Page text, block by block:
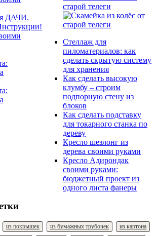
старой телеги
Стеллаж для
пиломатериалов: как
сделать скрытую систему
для хранения
Как сделать высокую
клумбу – строим
подпорную стену из
блоков
Как сделать подставку
для токарного станка по
дереву
Кресло шезлонг из
дерева своими руками
Кресло Адирондак
своими руками:
бюджетный проект из
одного листа фанеры
из покрышек из бумажных трубочек
из картона